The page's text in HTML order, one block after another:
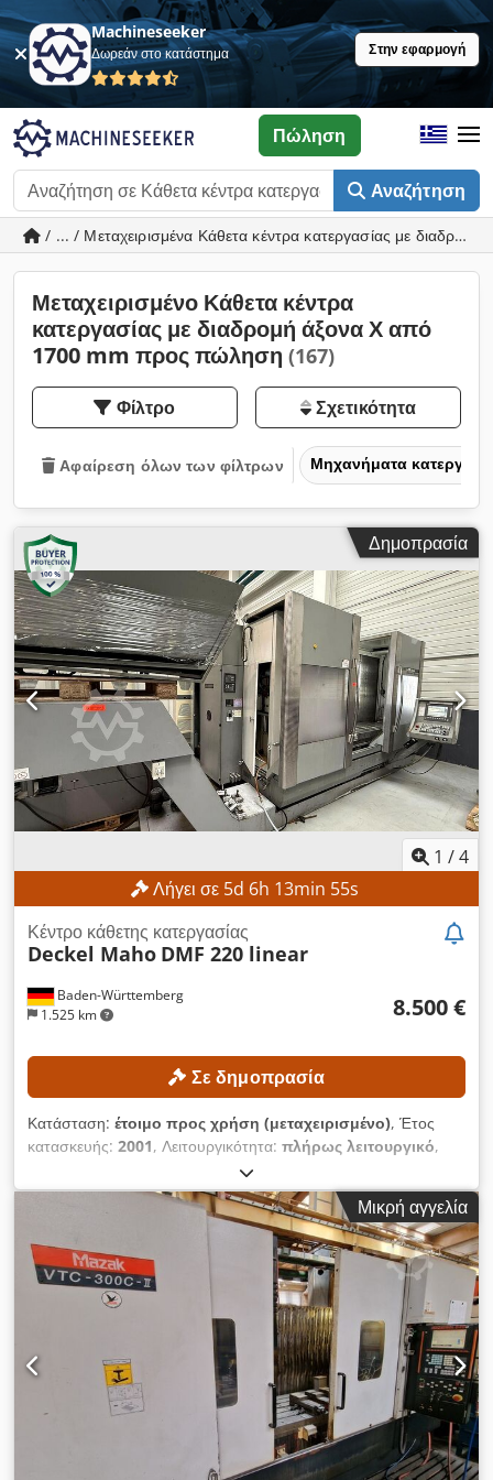
Machineseeker
Δωρεάν στο κατάστημα Στην εφαρμογή
Αναζήτηση
Πώληση
/ ... / Μεταχειρισμένα Κάθετα κέντρα κατεργασίας με
Μεταχειρισμένο Κάθετα κέντρα
κατεργασίας με διαδρομή άξονα Χ από
1700 mm προς πώληση (167)
Φίλτρο Σχετικότητα
Αφαίρεση όλων των φίλτρων Μηχανήματα
Δημοπρασία
1 /4
Λήγει σε 5d 6h 13min 53s
Baden-Württemberg
1.525 km
Κέντρο κάθετης κατεργασίας
Deckel Maho DMF 220 linear
8.500 €
Σε δημοπρασία
Κατάσταση: έτοιμο προς χρήση (μεταχειρισμένο), Έτος
κατασκευής: 2001, Λειτουργικότητα: πλήρως λειτουργικό,
, διαδρομή άξονα Y:
διαδρομή άξονα Z:720 χιλ., μοντέλο ελεγκτή:Siemens 840D,
μέγιστη ταχύτητα ατράκτου:12.000 στρ./λ., ΤΕΧΝΙΚΕΣ
ΛΕΠΤΟΜΕΡΕΙΕΣ Διαδρομή άξονα X: 2.200 mm Διαδρομή
άξονα Y: 560 mm Διαδρομή άξονα Z: 720 mm Ταχύτητα
περιστροφής άξονα: 20–12.000 στροφές/λεπτό Υποδοχή
εργαλείου: SK 40 Ισχύς άξονα: 35 / 25 kW Θέσεις εργαλείων:
32 Μέγιστο μήκος εργαλείου: 300 mm Μέγιστο βάρος
εργαλείου: 6 kg Επιφάνεια στήριξης τραπεζιού: 2.600 × 600
mm Μέγιστο φορτίο τραπεζιού: 2.200 kg Ταχεία κίνηση άξονα
X: 80 m/min Ταχεία κίνηση άξονα Y: 50 m/min Ταχεία κίνηση
άξονα Z: 50 m/min ΛΕΠΤΟΜΕΡΕΙΕΣ ΜΗΧΑΝΗΜΑΤΟΣ
Σύστημα ελέγχου: Siemens 840D Τύπος ρεύματος: Τριφασικό
Διαστάσεις και βάρος Απαιτούμενος χώρος: περίπου 7.000 ×
Μικρή αγγελία